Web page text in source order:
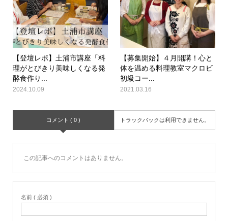
【登壇レポ】土浦市講座「料
理がとびきり美味しくなる発
酵食作り...
2024.10.09
【募集開始】４月開講！心と
体を温める料理教室マクロビ
初級コー...
2021.03.16
コメント ( 0 ) トラックバックは利用できません。
この記事へのコメントはありません。
名前 ( 必須 )